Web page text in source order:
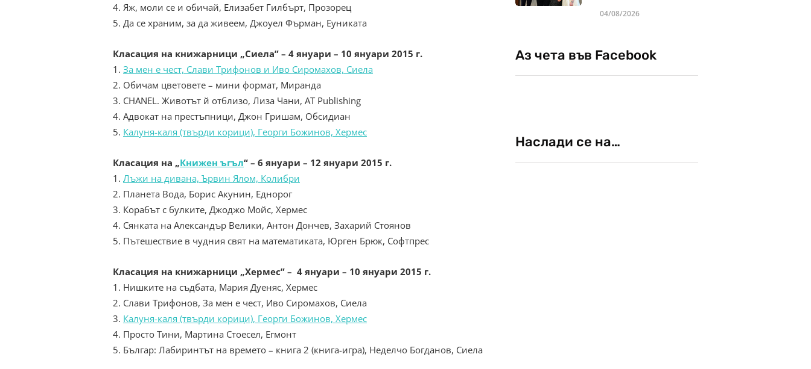
4. Яж, моли се и обичай, Елизабет Гилбърт, Прозорец
5. Да се храним, за да живеем, Джоуел Фърман, Еуниката
Класация на книжарници „Сиела” – 4 януари – 10 януари 2015 г.
1. За мен е чест, Слави Трифонов и Иво Сиромахов, Сиела
2. Обичам цветовете – мини формат, Миранда
3. CHANEL. Животът й отблизо, Лиза Чани, AT Publishing
4. Адвокат на престъпници, Джон Гришам, Обсидиан
5. Калуня-каля (твърди корици), Георги Божинов, Хермес
Класация на „Книжен ъгъл“ – 6 януари – 12 януари 2015 г.
1. Лъжи на дивана, Ървин Ялом, Колибри
2. Планета Вода, Борис Акунин, Еднорог
3. Корабът с булките, Джоджо Мойс, Хермес
4. Сянката на Александър Велики, Антон Дончев, Захарий Стоянов
5. Пътешествие в чудния свят на математиката, Юрген Брюк, Софтпрес
Класация на книжарници „Хермес” – 4 януари – 10 януари 2015 г.
1. Нишките на съдбата, Мария Дуеняс, Хермес
2. Слави Трифонов, За мен е чест, Иво Сиромахов, Сиела
3. Калуня-каля (твърди корици), Георги Божинов, Хермес
4. Просто Тини, Мартина Стоесел, Егмонт
5. Българ: Лабиринтът на времето – книга 2 (книга-игра), Неделчо Богданов, Сиела
04/08/2026
Аз чета във Facebook
Наслади се на…